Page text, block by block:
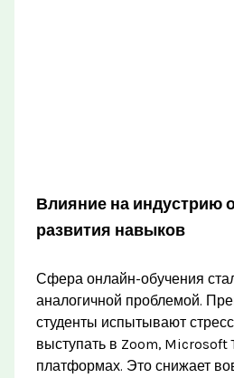
Влияние на индустрию
развития навыков
Сфера онлайн-обучения
аналогичной проблемой.
студенты испытывают
выступать в Zoom, Microsoft
платформах. Это снижает